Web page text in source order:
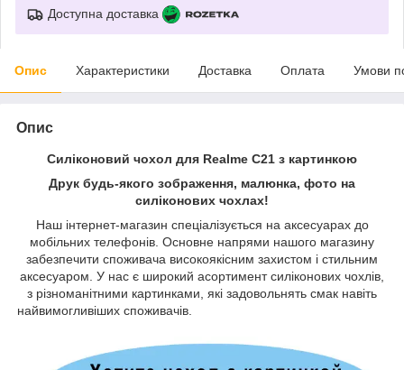
Доступна доставка
Опис Характеристики Доставка Оплата Умови
Опис
Силіконовий чохол для Realme C21 з картинкою
Друк будь-якого зображення, малюнка, фото на
силіконових чохлах!
Наш інтернет-магазин спеціалізується на аксесуарах до
мобільних телефонів. Основне напрями нашого магазину
забезпечити споживача високоякісним захистом і стильним
аксесуаром. У нас є широкий асортимент силіконових чохлів,
з різноманітними картинками, які задовольнять смак навіть
найвимогливіших споживачів.